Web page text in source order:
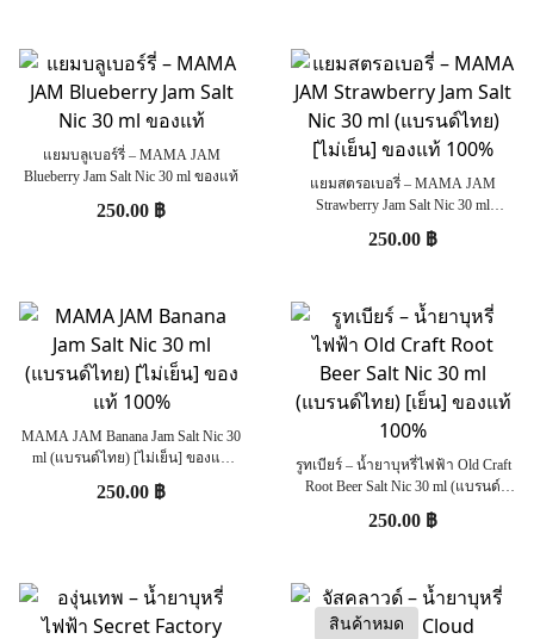
แยมบลูเบอร์รี่ – MAMA JAM
Blueberry Jam Salt Nic 30 ml ของแท้
250.00 ฿
แยมสตรอเบอรี่ – MAMA JAM
Strawberry Jam Salt Nic 30 ml
250.00 ฿
MAMA JAM Banana Jam Salt Nic 30
ml (แบรนด์ไทย) [ไม่เย็น] ของแท้
250.00 ฿
รูทเบียร์ – น้ำยาบุหรี่ไฟฟ้า Old Craft
Root Beer Salt Nic 30 ml (แบรนด์
250.00 ฿
สินค้าหมด